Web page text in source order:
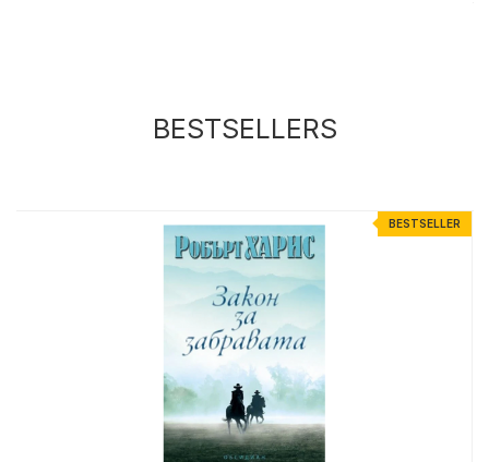
BESTSELLERS
BESTSELLER